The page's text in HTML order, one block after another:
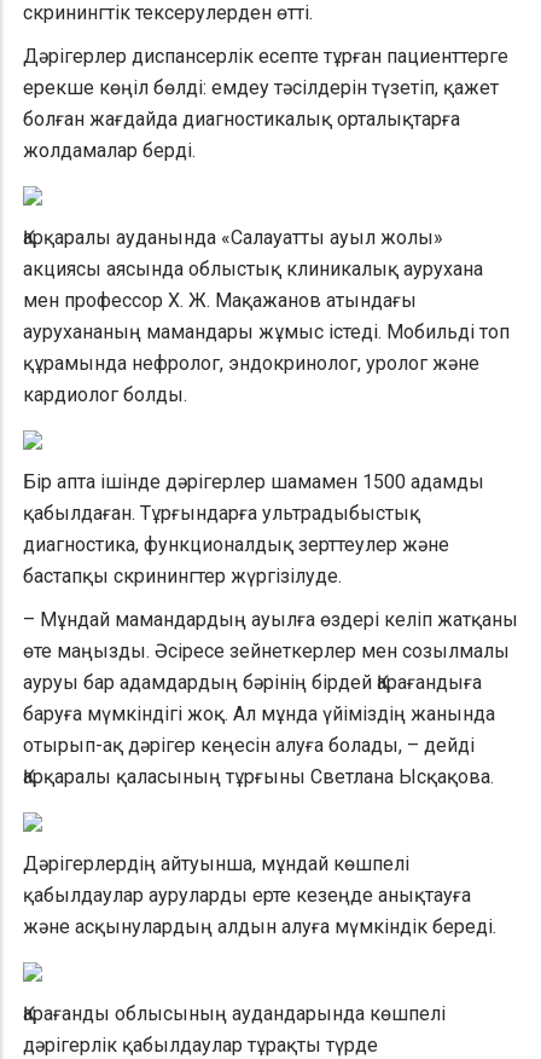
скринингтік тексерулерден өтті.
Дәрігерлер диспансерлік есепте тұрған пациенттерге
ерекше көңіл бөлді: емдеу тәсілдерін түзетіп, қажет
болған жағдайда диагностикалық орталықтарға
жолдамалар берді.
Қарқаралы ауданында «Салауатты ауыл жолы»
акциясы аясында облыстық клиникалық аурухана
мен профессор Х. Ж. Мақажанов атындағы
аурухананың мамандары жұмыс істеді. Мобильді топ
құрамында нефролог, эндокринолог, уролог және
кардиолог болды.
Бір апта ішінде дәрігерлер шамамен 1500 адамды
қабылдаған. Тұрғындарға ультрадыбыстық
диагностика, функционалдық зерттеулер және
бастапқы скринингтер жүргізілуде.
– Мұндай мамандардың ауылға өздері келіп жатқаны
өте маңызды. Әсіресе зейнеткерлер мен созылмалы
ауруы бар адамдардың бәрінің бірдей Қарағандыға
баруға мүмкіндігі жоқ. Ал мұнда үйіміздің жанында
отырып-ақ дәрігер кеңесін алуға болады, – дейді
Қарқаралы қаласының тұрғыны Светлана Ысқақова.
Дәрігерлердің айтуынша, мұндай көшпелі
қабылдаулар ауруларды ерте кезеңде анықтауға
және асқынулардың алдын алуға мүмкіндік береді.
Қарағанды облысының аудандарында көшпелі
дәрігерлік қабылдаулар тұрақты түрде